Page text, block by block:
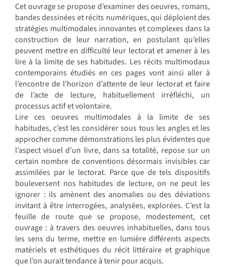
habitudes
Cet ouvrage se propose d’examiner des oeuvres, romans,
bandes dessinées et récits numériques, qui déploient des
stratégies multimodales innovantes et complexes dans la
construction de leur narration, en postulant qu’elles
peuvent mettre en difficulté leur lectorat et amener à les
lire à la limite de ses habitudes. Les récits multimodaux
contemporains étudiés en ces pages vont ainsi aller à
l’encontre de l’horizon d’attente de leur lectorat et faire
de l’acte de lecture, habituellement irréfléchi, un
processus actif et volontaire.
Lire ces oeuvres multimodales à la limite de ses
habitudes, c’est les considérer sous tous les angles et les
approcher comme démonstrations les plus évidentes que
l’aspect visuel d’un livre, dans sa totalité, repose sur un
certain nombre de conventions désormais invisibles car
assimilées par le lectorat. Parce que de tels dispositifs
bouleversent nos habitudes de lecture, on ne peut les
ignorer : ils amènent des anomalies ou des déviations
invitant à être interrogées, analysées, explorées. C’est la
feuille de route que se propose, modestement, cet
ouvrage : à travers des oeuvres inhabituelles, dans tous
les sens du terme, mettre en lumière différents aspects
matériels et esthétiques du récit littéraire et graphique
que l’on aurait tendance à tenir pour acquis.